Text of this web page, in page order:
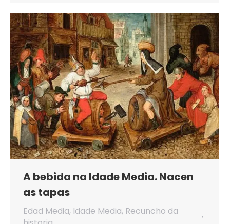
A bebida na Idade Media. Nacen
as tapas
Edad Media, Idade Media, Recuncho da